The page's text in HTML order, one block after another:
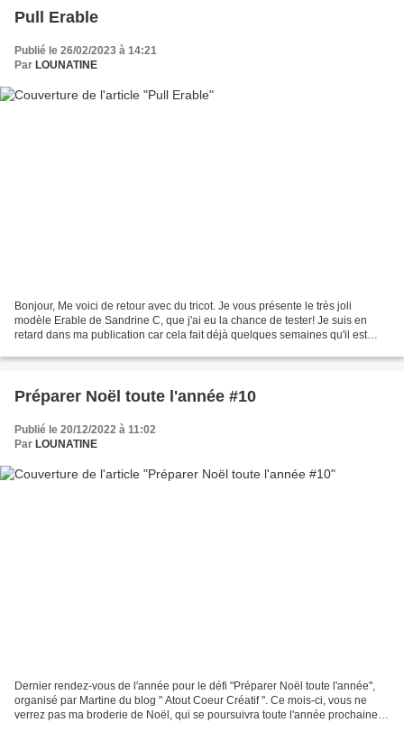
Pull Erable
Publié le 26/02/2023 à 14:21
Par LOUNATINE
Bonjour, Me voici de retour avec du tricot. Je vous présente le très joli
modèle Erable de Sandrine C, que j'ai eu la chance de tester! Je suis en
retard dans ma publication car cela fait déjà quelques semaines qu'il est
Préparer Noël toute l'année #10
Publié le 20/12/2022 à 11:02
Par LOUNATINE
Dernier rendez-vous de l'année pour le défi "Préparer Noël toute l'année",
organisé par Martine du blog " Atout Coeur Créatif ". Ce mois-ci, vous ne
verrez pas ma broderie de Noël, qui se poursuivra toute l'année prochaine,